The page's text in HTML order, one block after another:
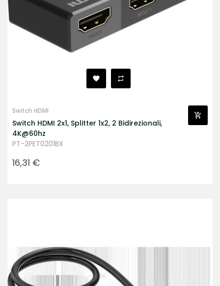
Switch HDMI
Switch HDMI 2x1, Splitter 1x2, 2 Bidirezionali,
4K@60hz
PT-2PET0201BX
Prezzo
16,31 €